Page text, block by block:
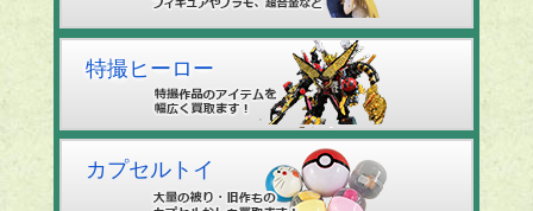
特撮ヒーロー
カプセルトイ